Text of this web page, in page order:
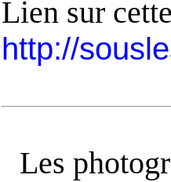
Lien sur
http://
Les